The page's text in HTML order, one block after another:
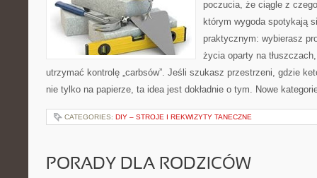
poczucia, że ciągle z
którym wygoda spotykają
praktycznym: wybierasz
życia oparty na
utrzymać kontrolę „carbsów”. Jeśli szukasz przestrzeni, gdzie
nie tylko na papierze, ta idea jest dokładnie o tym. Nowe
CATEGORIES: DIY – STROJE I REKWIZYTY TANECZNE
PORADY DLA RODZICÓW